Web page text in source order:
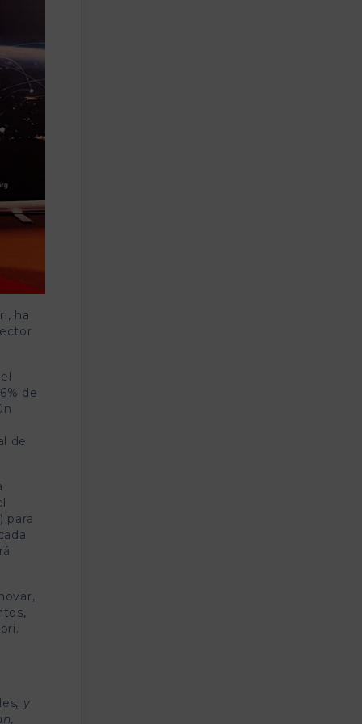
ha
de
de
para
, y